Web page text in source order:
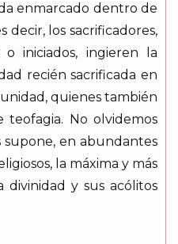
enmarcado dentro de
decir, los sacrificadores,
iniciados, ingieren la
recién sacrificada en
quienes también
No olvidemos
en abundantes
la máxima y más
y sus acólitos